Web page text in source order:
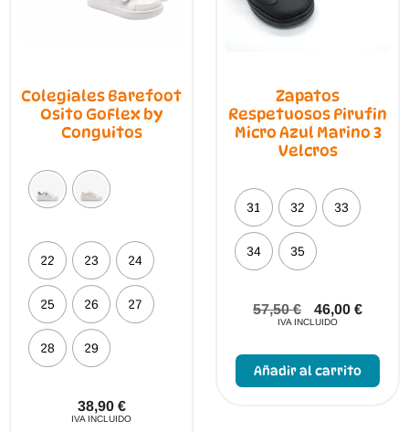
Colegiales Barefoot
Osito GoFlex by
Conguitos
22 23 24
25 26 27
28 29
38,90 €
IVA INCLUIDO
Zapatos
Respetuosos Pirufin
Micro Azul Marino 3
Velcros
31 32 33
34 35
57,50€ 46,00 €
IVA INCLUIDO
Añadir al carrito